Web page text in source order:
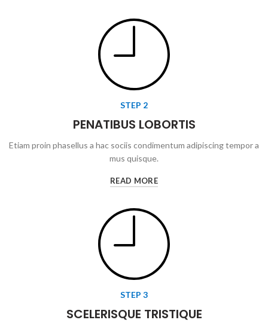
STEP 2
PENATIBUS LOBORTIS
Etiam proin phasellus a hac sociis condimentum adipiscing tempor a
mus quisque.
READ MORE
STEP 3
SCELERISQUE TRISTIQUE